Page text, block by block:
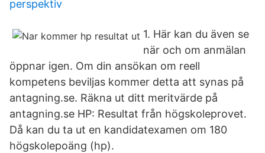
perspektiv
1. Här kan du även se
när och om anmälan
öppnar igen. Om din ansökan om reell
kompetens beviljas kommer detta att synas på
antagning.se. Räkna ut ditt meritvärde på
antagning.se HP: Resultat från högskoleprovet.
Då kan du ta ut en kandidatexamen om 180
högskolepoäng (hp).